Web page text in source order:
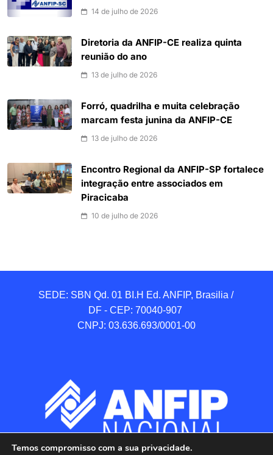
14 de julho de 2026
Diretoria da ANFIP-CE realiza quinta
reunião do ano
13 de julho de 2026
Forró, quadrilha e muita celebração
marcam festa junina da ANFIP-CE
13 de julho de 2026
Encontro Regional da ANFIP-SP fortalece
integração entre associados em
Piracicaba
10 de julho de 2026
SEDE: SBN Qd. 01 BI.H Ed. ANFIP, Brasilia /
DF - CEP: 70040-907
CNPJ: 03.636.693/0001-00
Temos compromisso com a sua privacidade.